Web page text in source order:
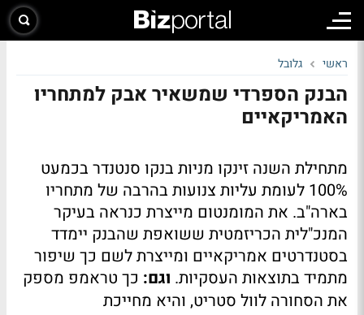
ראשי גלובל
הבנק הספרדי שמשאיר אבק למתחריו
האמריקאיים
מתחילת השנה זינקו מניות בנקו סנטנדר בכמעט
100% לעומת עליות צנועות בהרבה של מתחריו
בארה"ב. את המומנטום מייצרת כנראה בעיקר
המנכ"לית הכריזמטית ששואפת שהבנק יימדד
בסטנדרטים אמריקאיים ומייצרת לשם כך שיפור
מתמיד בתוצאות העסקיות. וגם: כך טראמפ מספק
את הסחורה לוול סטריט, והיא מחייכת